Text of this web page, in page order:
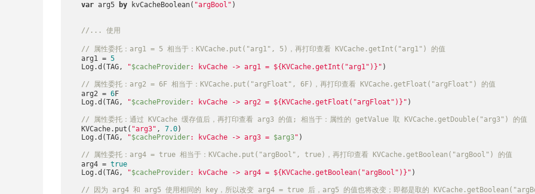
var arg5 by kvCacheBoolean( "argBool" )
//... 使用
// 属性委托：arg1 = 5 相当于：KVCache.put("arg1", 5)，再打印查看 KVCache.getInt("arg1") 的值
    arg1 =
5
    Log.d(TAG,
"$cacheProvider: kvCache -> arg1 = ${KVCache.getInt("arg1")} " )
// 属性委托：arg2 = 6F 相当于：KVCache.put("argFloat", 6F)，再打印查看 KVCache.getFloat("argFloat") 的值
    arg2 =
6F
    Log.d(TAG,
"$cacheProvider: kvCache -> arg2 = ${KVCache.getFloat("argFloat")} " )
// 属性委托：通过 KVCache 缓存值后，再打印查看 arg3 的值; 相当于：属性的 getValue 取 KVCache.getDouble("arg3") 的值
    KVCache.put(
"arg3" , 7.0)
    Log.d(TAG,
"$cacheProvider: kvCache -> arg3 = $arg3" )
// 属性委托：arg4 = true 相当于：KVCache.put("argBool", true)，再打印查看 KVCache.getBoolean("argBool") 的值
    arg4 =
true
    Log.d(TAG,
"$cacheProvider: kvCache -> arg4 = ${KVCache.getBoolean("argBool")} " )
// 因为 arg4 和 arg5 使用相同的 key，所以改变 arg4 = true 后，arg5 的值也将改变；即都是取的